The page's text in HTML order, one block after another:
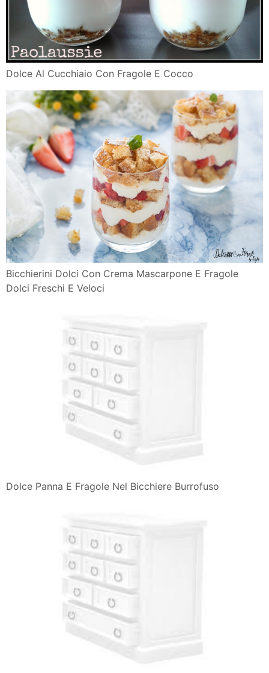
Dolce Al Cucchiaio Con Fragole E Cocco
Bicchierini Dolci Con Crema Mascarpone E Fragole
Dolci Freschi E Veloci
Dolce Panna E Fragole Nel Bicchiere Burrofuso